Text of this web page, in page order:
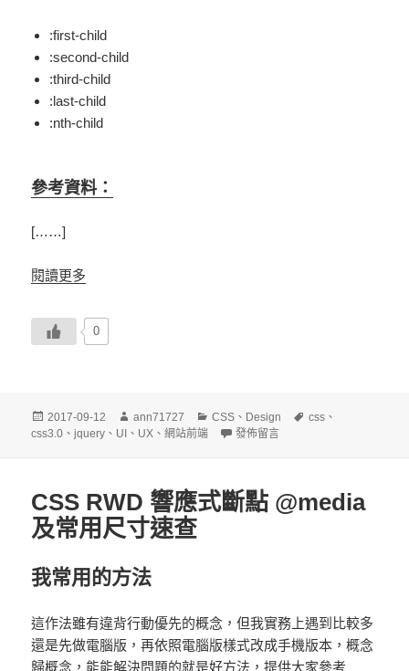
:first-child
:second-child
:third-child
:last-child
:nth-child
參考資料：
[……]
閱讀更多
0
發
佈
2017-09-12
作
者
ann71727
分
類
CSS 、 Design
標
css 、
css3.0 、jquery 、 UI 、 UX 、網站前端 在〈CSS get an element use :nth-
發佈留言
CSS RWD 響應式斷點 @media
及常用尺寸速查
我常用的方法
這作法雖有違背行動優先的概念，但我實務上遇到比較多
還是先做電腦版，再依照電腦版樣式改成手機版本，概念
歸概念，能能解決問題的就是好方法，提供大家參考